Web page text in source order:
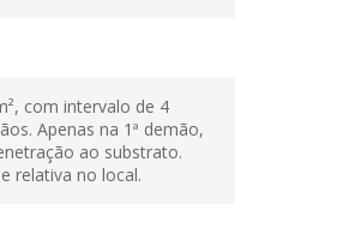
com intervalo de 4
Apenas na 1ª demão,
ao substrato.
relativa no local.